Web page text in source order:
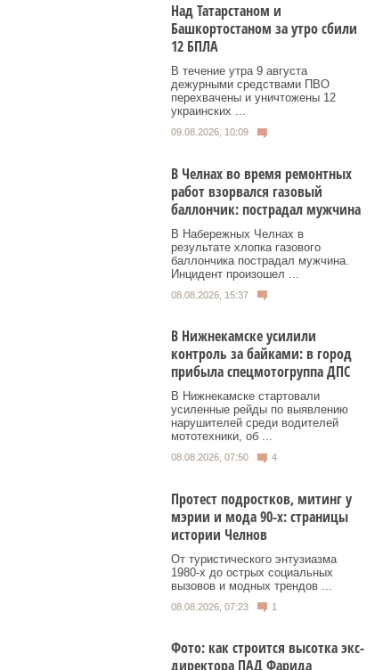
Над Татарстаном и
Башкортостаном за утро сбили
12 БПЛА
В течение утра 9 августа
дежурными средствами ПВО
перехвачены и уничтожены 12
украинских ...
09.08.2026, 10:09
В Челнах во время ремонтных
работ взорвался газовый
баллончик: пострадал мужчина
В Набережных Челнах в
результате хлопка газового
баллончика пострадал мужчина.
Инцидент произошел ...
08.08.2026, 15:37
В Нижнекамске усилили
контроль за байками: в город
прибыла спецмотогруппа ДПС
В Нижнекамске стартовали
усиленные рейды по выявлению
нарушителей среди водителей
мототехники, об ...
08.08.2026, 07:50 4
Протест подростков, митинг у
мэрии и мода 90-х: страницы
истории Челнов
От туристического энтузиазма
1980‑х до острых социальных
вызовов и модных трендов ...
08.08.2026, 07:23 1
Фото: как строится высотка экс-
директора ПАД Фарида